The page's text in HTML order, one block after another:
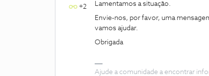
+2 Lamentamos a situação.
Envie-nos, por favor, uma
vamos ajudar.
Obrigada
Ajude a comunidade a encontrar